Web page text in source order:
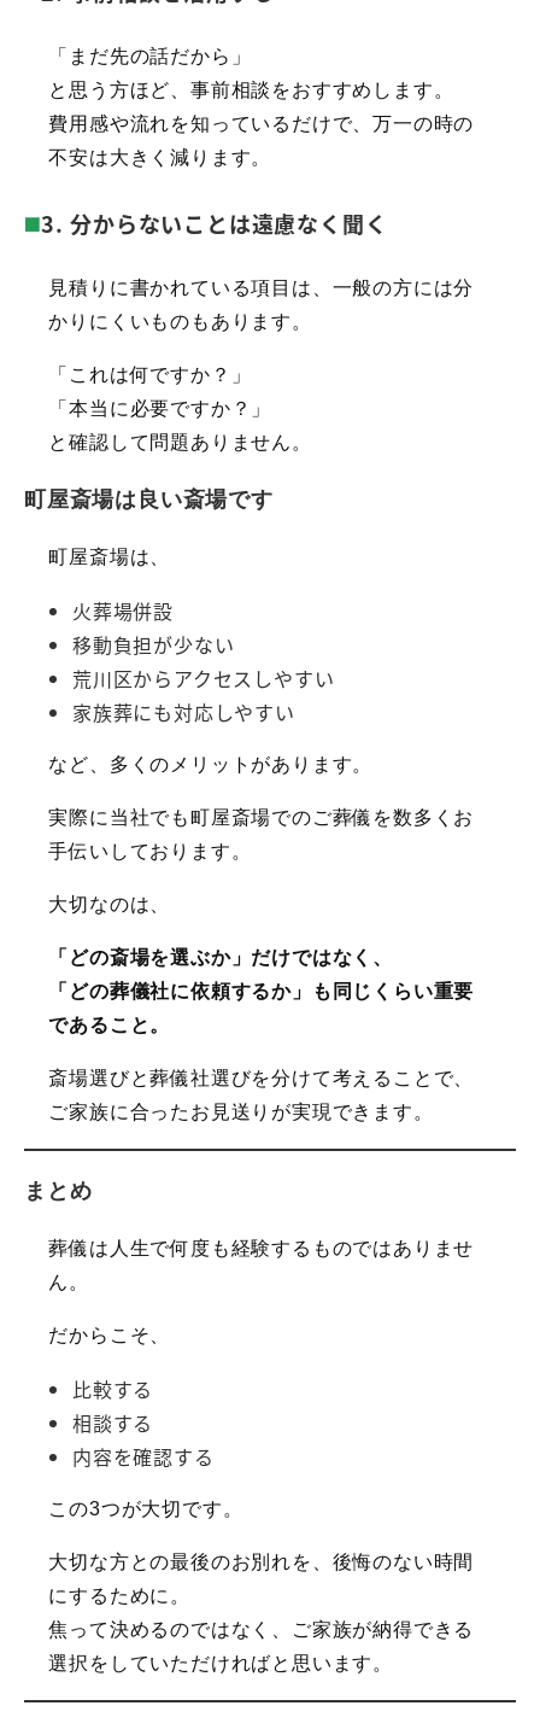
「まだ先の話だから」
と思う方ほど、事前相談をおすすめします。
費用感や流れを知っているだけで、万一の時の
不安は大きく減ります。
3. 分からないことは遠慮なく聞く
見積りに書かれている項目は、一般の方には分
かりにくいものもあります。
「これは何ですか？」
「本当に必要ですか？」
と確認して問題ありません。
町屋斎場は良い斎場です
町屋斎場は、
火葬場併設
移動負担が少ない
荒川区からアクセスしやすい
家族葬にも対応しやすい
など、多くのメリットがあります。
実際に当社でも町屋斎場でのご葬儀を数多くお
手伝いしております。
大切なのは、
「どの斎場を選ぶか」だけではなく、
「どの葬儀社に依頼するか」も同じくらい重要
であること。
斎場選びと葬儀社選びを分けて考えることで、
ご家族に合ったお見送りが実現できます。
まとめ
葬儀は人生で何度も経験するものではありませ
ん。
だからこそ、
比較する
相談する
内容を確認する
この3つが大切です。
大切な方との最後のお別れを、後悔のない時間
にするために。
焦って決めるのではなく、ご家族が納得できる
選択をしていただければと思います。